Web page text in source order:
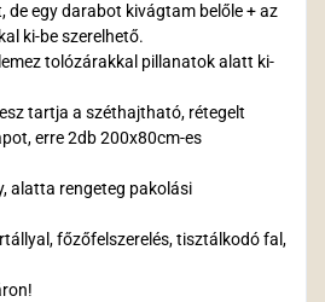
de egy darabot kivágtam belőle + az
ki-be szerelhető.
tolózárakkal pillanatok alatt ki-
tartja a széthajtható, rétegelt
erre 2db 200x80cm-es
alatta rengeteg pakolási
főzőfelszerelés, tisztálkodó fal,